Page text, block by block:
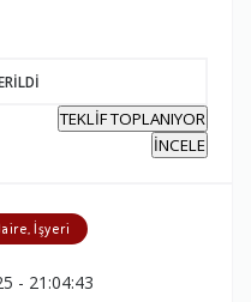
TEKLİF TOPLANIYOR
İNCELE
İşyeri
- 21:04:43